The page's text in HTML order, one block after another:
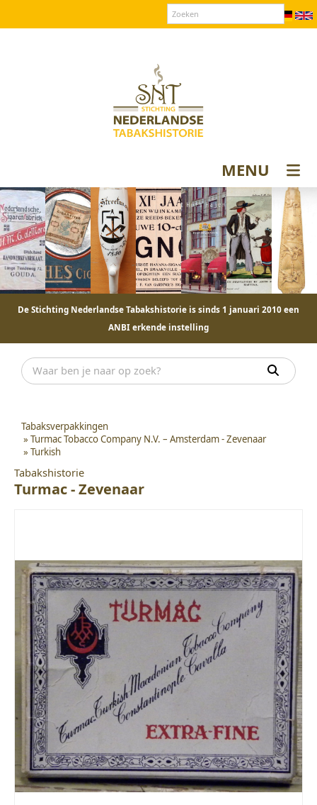
MENU
De Stichting Nederlandse Tabakshistorie is sinds 1 januari 2010 een
ANBI erkende instelling
Tabaksverpakkingen
» Turmac Tobacco Company N.V. – Amsterdam - Zevenaar
» Turkish
Tabakshistorie
Turmac - Zevenaar